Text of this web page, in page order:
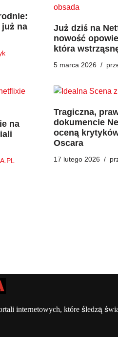
już na
Już dziś na
nowość
która
5 marca 2026
na
Tragiczna,
dokumencie
oceną
Oscara
17 lutego 2026
internetowych, które śledzą